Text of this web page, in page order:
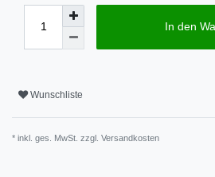
In den
Wunschliste
* inkl. ges. MwSt. zzgl. Versandkosten